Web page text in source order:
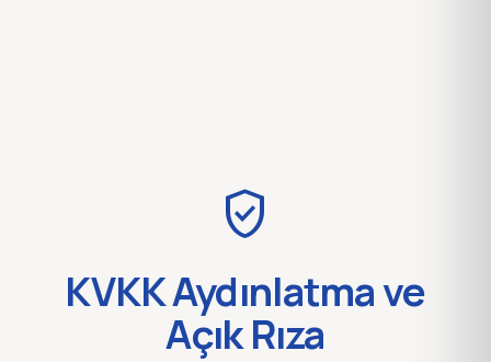
verified_user
KVKK Aydınlatma ve
Açık Rıza